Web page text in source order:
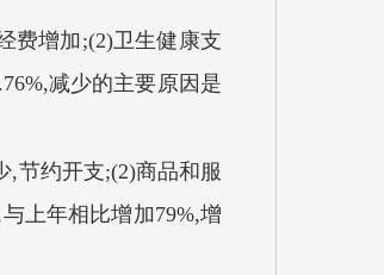
费增加;(2)卫生健康支
减少的主要原因是
,节约开支;(2)商品和服
上年相比增加79%,增